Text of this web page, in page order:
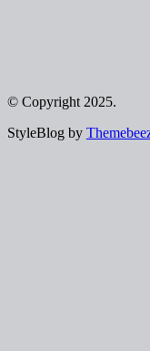
© Copyright 2025.
StyleBlog by